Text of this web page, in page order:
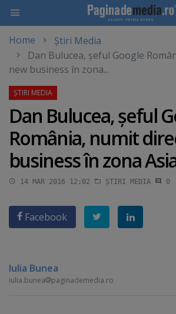
main
content
Home
Știri Media
Dan Bulucea, şeful Google
new business în zona...
Dan Bulucea, şeful
România, numit
business în zona
14 MAR 2016 12:02 ȘTIRI MEDIA 0
Facebook
Iulia Bunea
iulia.bunea paginademedia.ro